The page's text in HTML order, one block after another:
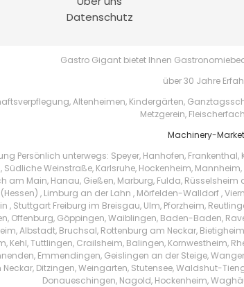
Datenschutz
Gastro Gigant bietet Ihnen
über 30 Jahre
Altenheimen, Kindergärten,
Metzgerein,
Machinery-
Persönlich unterwegs: Speyer, Hanhofen,
Weinstraße, Karlsruhe, Hockenheim,
Main, Hanau, Gießen, Marburg, Fulda,
, Limburg an der Lahn , Mörfelden-Walldorf ,
, Stuttgart Freiburg im Breisgau, Ulm, Pforzheim,
Offenburg, Göppingen, Waiblingen, Baden-Baden,
Albstadt, Bruchsal, Rottenburg am Neckar,
Kehl, Tuttlingen, Crailsheim, Balingen, Kornwestheim,
Emmendingen, Geislingen an der Steige,
Neckar, Ditzingen, Weingarten, Stutensee, Waldshut-
Donaueschingen, Nagold, Hockenheim,